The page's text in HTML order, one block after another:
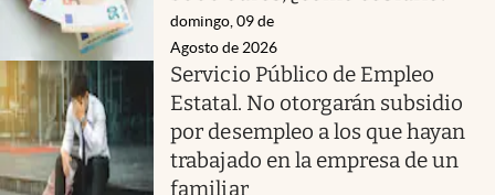
domingo, 09 de
Agosto de 2026
Servicio Público de Empleo
Estatal. No otorgarán subsidio
por desempleo a los que hayan
trabajado en la empresa de un
familiar